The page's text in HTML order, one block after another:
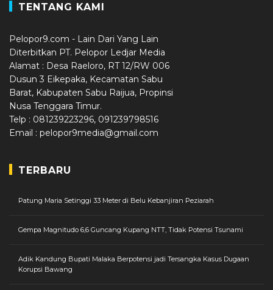
TENTANG KAMI
Pelopor9.com - Lain Dari Yang Lain
Diterbitkan PT. Pelopor Ledjar Media
Alamat : Desa Raeloro, RT 12/RW 006
Dusun 3 Eikepaka, Kecamatan Sabu
Barat, Kabupaten Sabu Raijua, Propinsi
Nusa Tenggara Timur.
Telp : 081239223296, 091239798516
Email : pelopor9media@gmail.com
TERBARU
Patung Maria Setinggi 33 Meter di Belu Kebanjiran Peziarah
Gempa Magnitudo 6,6 Guncang Kupang NTT, Tidak Potensi Tsunami
Adik Kandung Bupati Malaka Berpotensi jadi Tersangka Kasus Dugaan
Korupsi Bawang